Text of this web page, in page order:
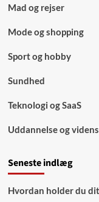
Mad og rejser
Mode og shopping
Sport og hobby
Sundhed
Teknologi og SaaS
Uddannelse og
Seneste indlæg
Hvordan holder du